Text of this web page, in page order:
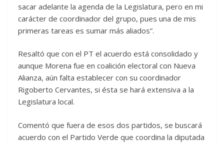
sacar adelante la agenda de la Legislatura, pero en mi
carácter de coordinador del grupo, pues una de mis
primeras tareas es sumar más aliados”.
Resaltó que con el PT el acuerdo está consolidado y
aunque Morena fue en coalición electoral con Nueva
Alianza, aún falta establecer con su coordinador
Rigoberto Cervantes, si ésta se hará extensiva a la
Legislatura local.
Comentó que fuera de esos dos partidos, se buscará
acuerdo con el Partido Verde que coordina la diputada